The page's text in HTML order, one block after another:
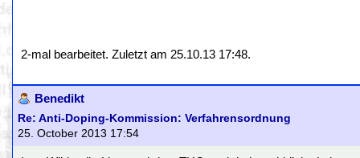
2-mal bearbeitet. Zuletzt am 25.10.13 17:48.
Benedikt
Re: Anti-Doping-Kommission: Verfahrensordnung
25. October 2013 17:54